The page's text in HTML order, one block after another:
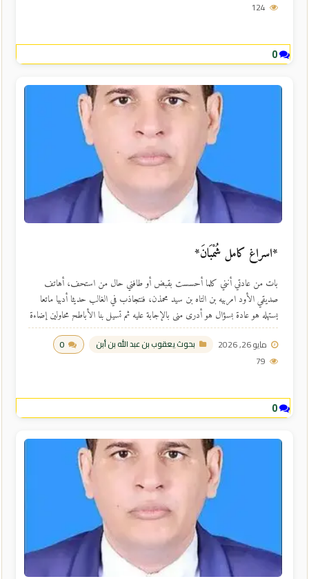
124
0
*اسراغ كامل شُمْبَانَ*
مايو 26, 2026 بحوث يعقوب بن عبد الله بن أبن
0
79
بات من عادتي أنني كلما أحسست بقبض أو طافني حال من استحف، أهاتف
صديقي الأود امربيه بن التاه بن سيد محمذن، فنتجاذب في الغالب حديثا أدبيا ماتعا
يستهله هو عادة بسؤال هو أدرى مني بالإجابة عليه ثم تسيل بنا الأباطح محاولين إضاءة
بعض الزوايا الأدبية المظلمة. امربيه أديب لبيب ظريف حباه الله بذوق رفيع في
الأدب لا يحفظ إلا كافا ...
0